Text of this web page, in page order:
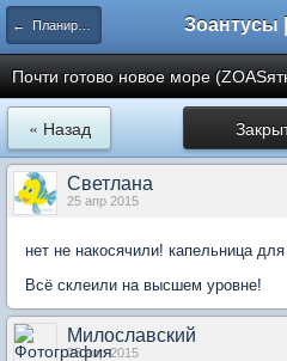
← Планирую ZOASятник
Почти готово новое море
« Назад
Светлана
25 апр 2015
нет не накосячили! капельница
Всё склеили на высшем уровне!
Милославский
25 апр 2015